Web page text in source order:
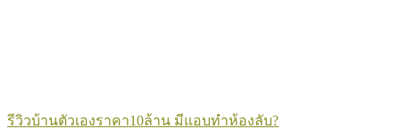
รีวิวบ้านตัวเองราคา10ล้าน มีแอบทำห้องลับ?